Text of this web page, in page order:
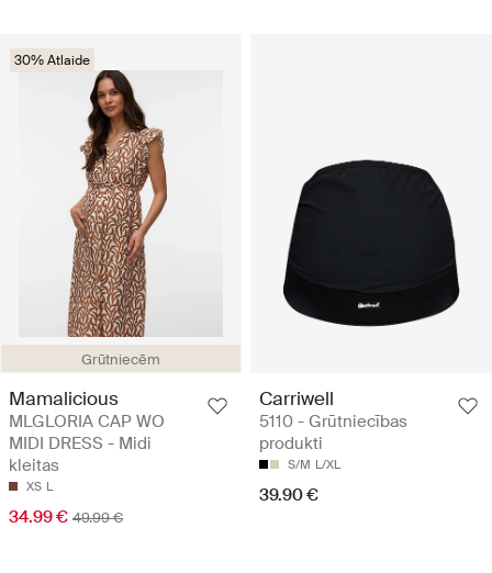
Grūtniecēm
30% Atlaide
Mamalicious
MLGLORIA CAP WO
MIDI DRESS - Midi
kleitas
XS L
34.99 € 49.99 €
Carriwell
5110 - Grūtniecības
produkti
S/M L/XL
39.90 €